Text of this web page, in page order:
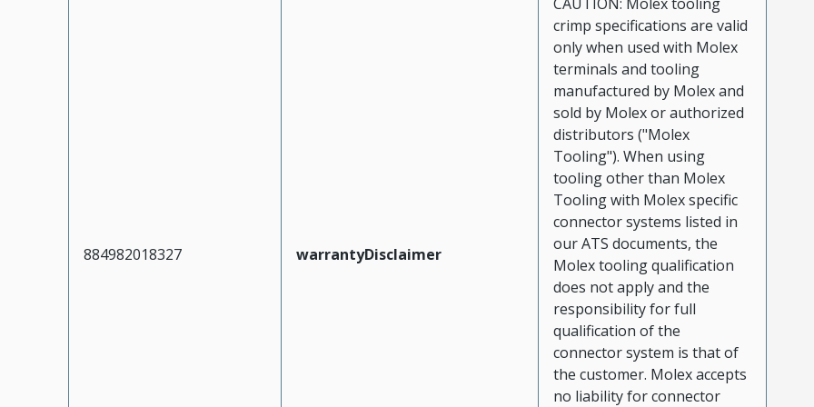
884982018327 warrantyDisclaimer
crimp specifications are valid
only when used with Molex
terminals and tooling
manufactured by Molex and
sold by Molex or authorized
distributors ("Molex
Tooling"). When using
tooling other than Molex
Tooling with Molex specific
connector systems listed in
our ATS documents, the
Molex tooling qualification
does not apply and the
responsibility for full
qualification of the
connector system is that of
the customer. Molex accepts
no liability for connector